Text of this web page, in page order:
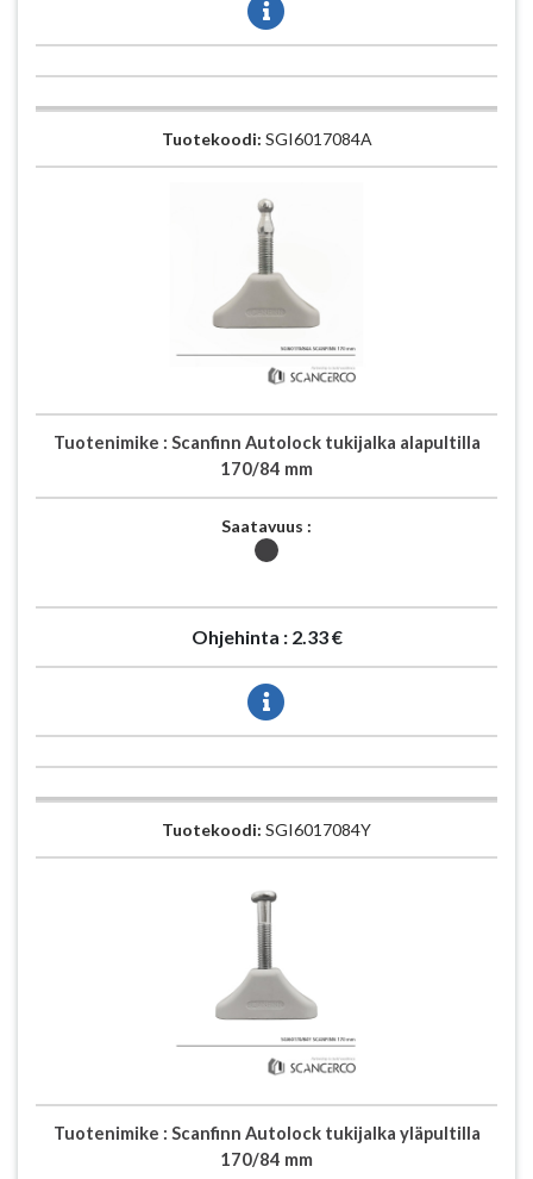
Tuotekoodi: SGI6017084A
Tuotenimike : Scanfinn Autolock tukijalka alapultilla
170/84 mm
Saatavuus :
Ohjehinta : 2.33 €
Tuotekoodi: SGI6017084Y
Tuotenimike : Scanfinn Autolock tukijalka yläpultilla
170/84 mm